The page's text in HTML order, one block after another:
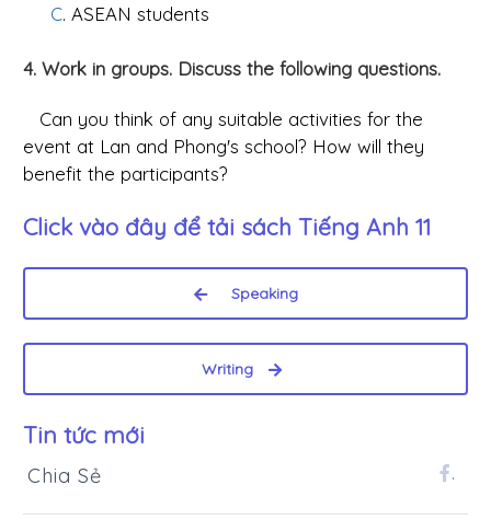
C. ASEAN students
4. Work in groups. Discuss the following questions.
Can you think of any suitable activities for the
event at Lan and Phong's school? How will they
benefit the participants?
Click vào đây để tải sách Tiếng Anh 11
Speaking
Writing
Tin tức mới
Chia Sẻ .